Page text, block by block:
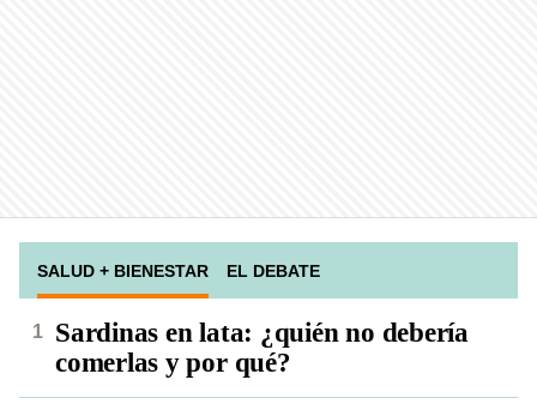
SALUD + BIENESTAR EL DEBATE
Sardinas en lata: ¿quién no debería
comerlas y por qué?